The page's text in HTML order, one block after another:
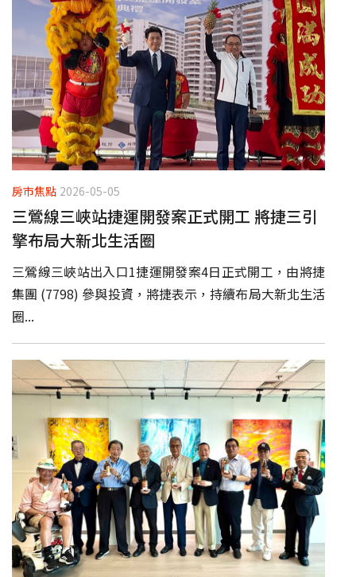
房市焦點 2026-05-05
三鶯線三峽站捷運開發案正式開工 將捷三引
擎布局大新北生活圈
三鶯線三峽站出入口1捷運開發案4日正式開工，由將捷
集團 (7798) 參與投資，將捷表示，持續布局大新北生活
圈...